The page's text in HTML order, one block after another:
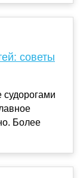
советы
судорогами
Более